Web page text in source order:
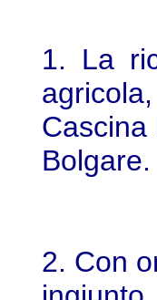
1. La
Cascina
Bolgare.
2. Con